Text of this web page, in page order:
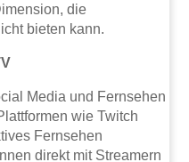
die
bieten kann.
Media und Fernsehen
wie Twitch
Fernsehen
direkt mit Streamern